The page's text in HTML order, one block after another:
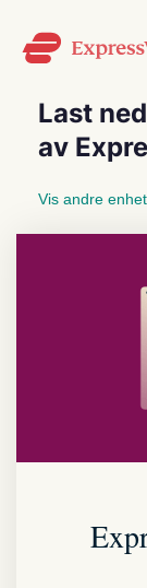
Last
av
Vis andre